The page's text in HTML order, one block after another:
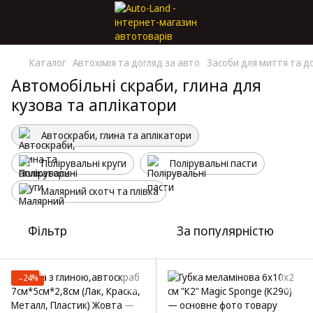
Каталог Автохімія та догляд за авто Засоби для миття та
Автомобільні скраби, глина для
кузова та аплікатори
Автоскраби, глина та аплікатори
Полірувальні круги Полірувальні пасти
Малярний скотч та плівка
Фільтр За популярністю
−24%